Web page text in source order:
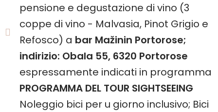
pensione e degustazione di vino (3
coppe di vino - Malvasia, Pinot Grigio e
Refosco) a bar Mažinin Portorose;
indirizio: Obala 55, 6320 Portorose
espressamente indicati in programma
PROGRAMMA DEL TOUR SIGHTSEEING
Noleggio bici per u giorno inclusivo; Bici